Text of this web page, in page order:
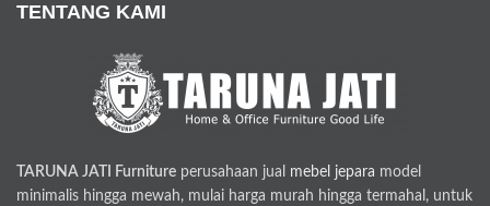
TENTANG KAMI
TARUNA JATI Furniture perusahaan jual mebel jepara model
minimalis hingga mewah, mulai harga murah hingga termahal, untuk